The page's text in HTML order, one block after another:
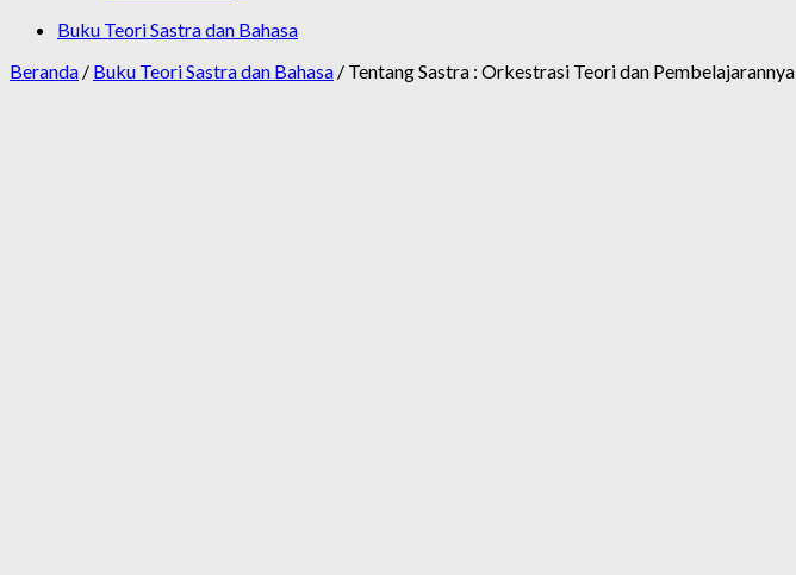
Buku Teori Sastra dan Bahasa
Beranda / Buku Teori Sastra dan Bahasa / Tentang Sastra : Orkestrasi Teori dan Pembelajarannya